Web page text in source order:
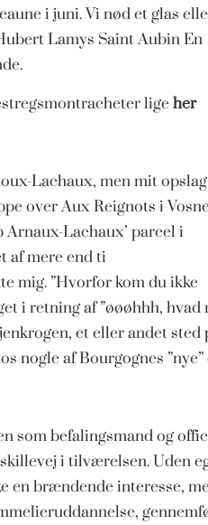
i juni. Vi nød et glas
Lamys Saint Aubin En
ligeher
Lachaux, men mit opslag
over Aux Reignots i
Lachaux’ parcel i
af mere end ti
mig. ”Hvorfor kom du ikke
i retning af ”øøøhhh,
et eller andet sted
nogle af Bourgognes
som befalingsmand og
i tilværelsen. Uden
brændende interesse,